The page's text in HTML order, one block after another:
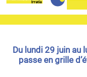
Du lundi 29 juin au
passe en grille